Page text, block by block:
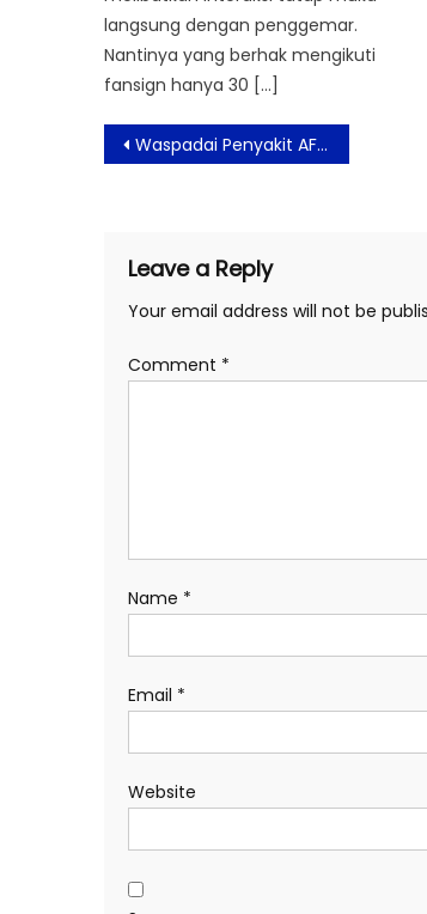
langsung dengan penggemar.
Nantinya yang berhak mengikuti
fansign hanya 30 […]
Post
navigation
Waspadai Penyakit AFM, Hampir Mirip Polio
Leave a Reply
Your email address will not be
Comment *
Name *
Email *
Website